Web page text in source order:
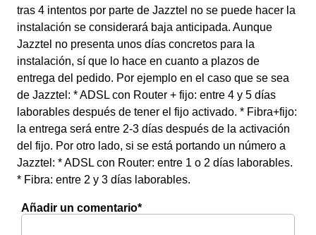
tras 4 intentos por parte de Jazztel no se puede hacer la
instalación se considerará baja anticipada. Aunque
Jazztel no presenta unos días concretos para la
instalación, sí que lo hace en cuanto a plazos de
entrega del pedido. Por ejemplo en el caso que se sea
de Jazztel: * ADSL con Router + fijo: entre 4 y 5 días
laborables después de tener el fijo activado. * Fibra+fijo:
la entrega será entre 2-3 días después de la activación
del fijo. Por otro lado, si se está portando un número a
Jazztel: * ADSL con Router: entre 1 o 2 días laborables.
* Fibra: entre 2 y 3 días laborables.
Añadir un comentario*